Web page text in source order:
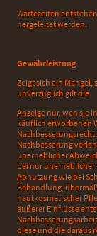
Wartezeiten
hergeleitet werden.
Gewährleistung
Zeigt sich ein Mangel,
unverzüglich gilt die
Anzeige nur, wen sie
käuflich erworbenen
Nachbesserung
unerheblicher
bei nur
Abnutzung wie bei
Behandlung,
hautkosmetischer
äußerer Einflüsse
diese und die daraus